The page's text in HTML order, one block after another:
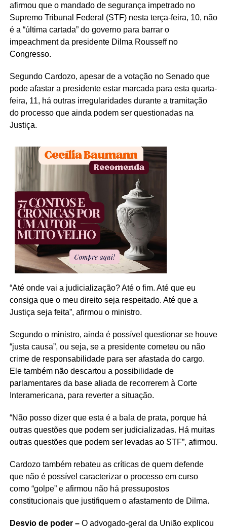
afirmou que o mandado de segurança impetrado no
Supremo Tribunal Federal (STF) nesta terça-feira, 10, não
é a “última cartada” do governo para barrar o
impeachment da presidente Dilma Rousseff no
Congresso.
Segundo Cardozo, apesar de a votação no Senado que
pode afastar a presidente estar marcada para esta quarta-
feira, 11, há outras irregularidades durante a tramitação
do processo que ainda podem ser questionadas na
Justiça.
“Até onde vai a judicialização? Até o fim. Até que eu
consiga que o meu direito seja respeitado. Até que a
Justiça seja feita”, afirmou o ministro.
Segundo o ministro, ainda é possível questionar se houve
“justa causa”, ou seja, se a presidente cometeu ou não
crime de responsabilidade para ser afastada do cargo.
Ele também não descartou a possibilidade de
parlamentares da base aliada de recorrerem à Corte
Interamericana, para reverter a situação.
“Não posso dizer que esta é a bala de prata, porque há
outras questões que podem ser judicializadas. Há muitas
outras questões que podem ser levadas ao STF”, afirmou.
Cardozo também rebateu as críticas de quem defende
que não é possível caracterizar o processo em curso
como “golpe” e afirmou não há pressupostos
constitucionais que justifiquem o afastamento de Dilma.
Desvio de poder – O advogado-geral da União explicou